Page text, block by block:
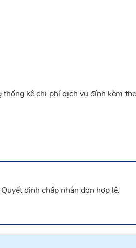
thống kê chi phí dịch vụ đính kèm
định chấp nhận đơn hợp lệ.